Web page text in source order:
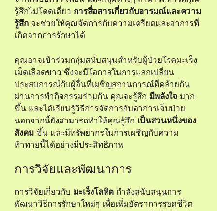
รู้สึกไม่โดดเดี่ยว การสื่อสารเกี่ยวกับอารมณ์และความ
รู้สึก จะช่วยให้คุณจัดการกับความเครียดและอาการที่
เกิดจากการรักษาได้
คุณอาจเข้าร่วมกลุ่มสนับสนุนสำหรับผู้ป่วยโรคมะเร็ง
เม็ดเลือดขาว ซึ่งจะมีโอกาสในการแลกเปลี่ยน
ประสบการณ์กับผู้อื่นที่เผชิญสถานการณ์ที่คล้ายกัน
ผ่านการทำกิจกรรมร่วมกัน คุณจะรู้สึก มีพลังใจ มาก
ขึ้น และได้เรียนรู้วิธีการจัดการกับอาการเจ็บป่วย
นอกจากนี้ยังสามารถทำให้คุณรู้สึก เป็นส่วนหนึ่งของ
สังคม ขึ้น และมีทรัพยากรในการเผชิญกับความ
ท้าทายนี้ได้อย่างมีประสิทธิภาพ
การวิจัยและพัฒนาการ
การวิจัยเกี่ยวกับ มะเร็งโลหิต กำลังสนับสนุนการ
พัฒนาวิธีการรักษาใหม่ๆ เพื่อเพิ่มอัตราการรอดชีวิต